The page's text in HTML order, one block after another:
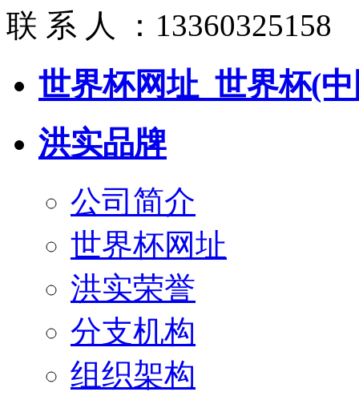
联 系 人 ： 13360325158
世界杯网址_世界杯(
洪实品牌
公司简介
世界杯网址
洪实荣誉
分支机构
组织架构